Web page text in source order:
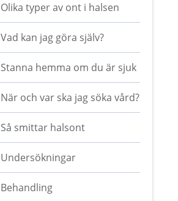
Olika typer av ont i halsen
Vad kan jag göra själv?
Stanna hemma om du är sjuk
När och var ska jag söka vård?
Så smittar halsont
Undersökningar
Behandling